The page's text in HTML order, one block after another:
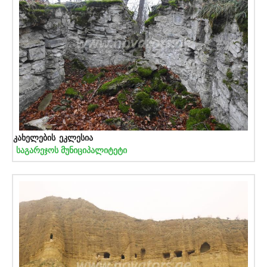
კახელების ეკლესია
საგარეჯოს მუნიციპალიტეტი